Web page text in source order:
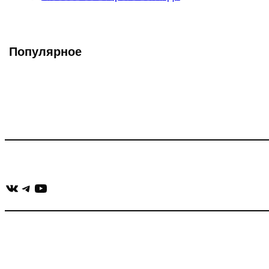
Популярное
ВКонтакте
Telegram
YouTube